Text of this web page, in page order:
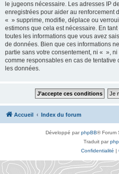
le jugeons nécessaire. Les adresses IP
enregistrées pour aider au renforcement
« » supprime, modifie, déplace ou
estimons que cela est nécessaire. En
toutes les informations que vous avez
de données. Bien que ces informations
partie sans votre consentement, ni « »,
comme responsables en cas de tentative
les données.
Accueil Index du forum
Développé parphpBB® Forum
Traduit par
Confidentialité |